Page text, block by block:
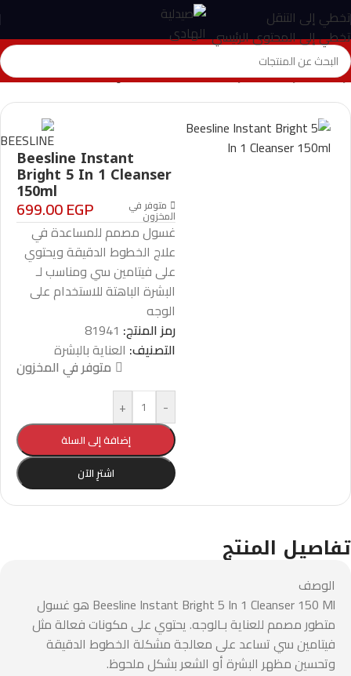
تخطي إلى التنقل
تخطي إلى المحتوى الرئيسي
الرئيسية>المتجر>العناية بالبشرة>
Beesline Instant Bright 5 In 1 Cleanser 150ml
Beesline Instant
Bright 5 In 1 Cleanser
150ml
متوفر في
المخزون 699.00EGP
غسول مصمم للمساعدة في
علاج الخطوط الدقيقة ويحتوي
على فيتامين سي ومناسب لـ
البشرة الباهتة للاستخدام على
الوجه
رمز المنتج: 81941
التصنيف: العناية بالبشرة
متوفر في المخزون
-
+
إضافة إلى السلة
اشترِ الآن
تفاصيل المنتج
الوصف
Beesline Instant Bright 5 In 1 Cleanser 150 Ml هو غسول
متطور مصمم للعناية بـالوجه. يحتوي على مكونات فعالة مثل
فيتامين سي تساعد على معالجة مشكلة الخطوط الدقيقة
وتحسين مظهر البشرة أو الشعر بشكل ملحوظ.